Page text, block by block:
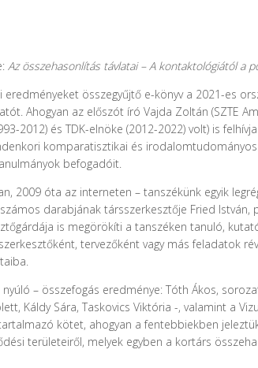
Az összehasonlítás távlatai – A kontaktológiától a
összegyűjtő e-könyv a 2021-es
Ahogyan az előszót író Vajda Zoltán (SZTE
2012) és TDK-elnöke (2012-2022) volt) is
komparatisztikai és
befogadóit.
2009 óta az interneten – tanszékünk egyik
darabjának társszerkesztője Fried
is megörökíti a tanszéken tanuló,
tervezőként vagy más feladatok
– összefogás eredménye: Tóth Ákos,
Káldy Sára, Taskovics Viktória -, valamint a
kötet, ahogyan a fentebbiekben
területeiről, melyek egyben a kortárs